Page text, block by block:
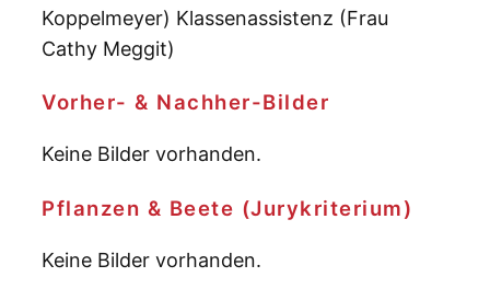
Koppelmeyer) Klassenassistenz (Frau
Cathy Meggit)
Vorher- & Nachher-Bilder
Keine Bilder vorhanden.
Pflanzen & Beete (Jurykriterium)
Keine Bilder vorhanden.